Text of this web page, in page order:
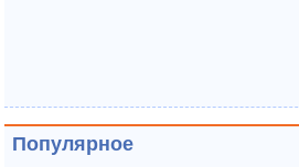
Популярное